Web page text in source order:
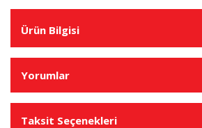
Ürün Bilgisi
Yorumlar
Taksit Seçenekleri